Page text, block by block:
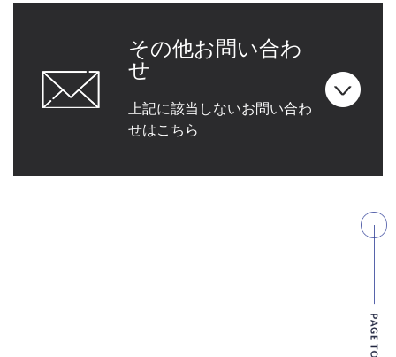
その他お問い合わ
せ
上記に該当しないお問い合わ
せはこちら